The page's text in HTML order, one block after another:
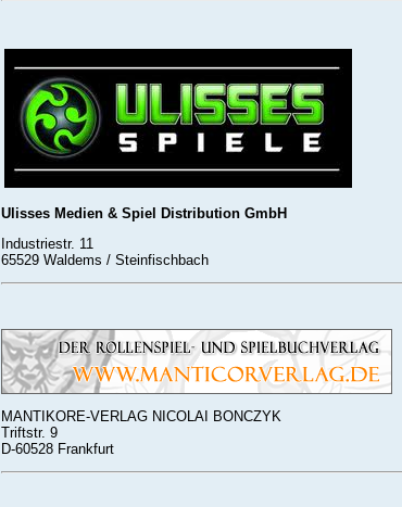
Ulisses Medien & Spiel
Distribution GmbH
Industriestr. 11
65529 Waldems / Steinfischbach
MANTIKORE-VERLAG NICOLAI BONCZYK
Triftstr. 9
D-60528 Frankfurt